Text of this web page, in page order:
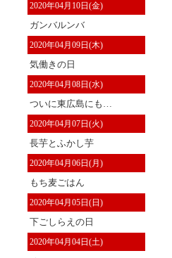
2020年04月10日(金)
ガンバルンバ
2020年04月09日(木)
気働きの日
2020年04月08日(水)
ついに東広島にも…
2020年04月07日(火)
長芋とふかし芋
2020年04月06日(月)
もち麦ごはん
2020年04月05日(日)
下ごしらえの日
2020年04月04日(土)